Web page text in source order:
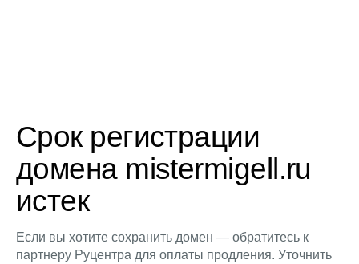
Срок регистрации
домена mistermigell.ru
истек
Если вы хотите сохранить домен — обратитесь к
партнеру Руцентра для оплаты продления. Уточнить